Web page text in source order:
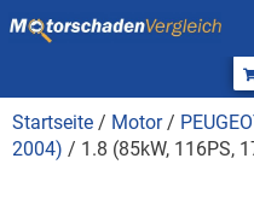
Startseite / Motor/
2004) / 1.8 (85kW, 116PS,